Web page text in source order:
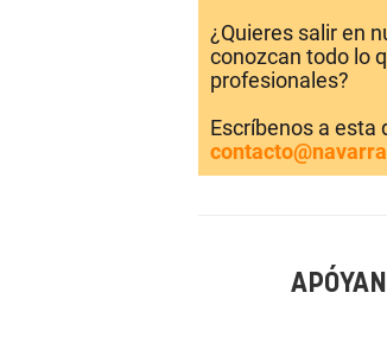
¿Quieres salir en
conozcan todo lo
profesionales?
Escríbenos a esta